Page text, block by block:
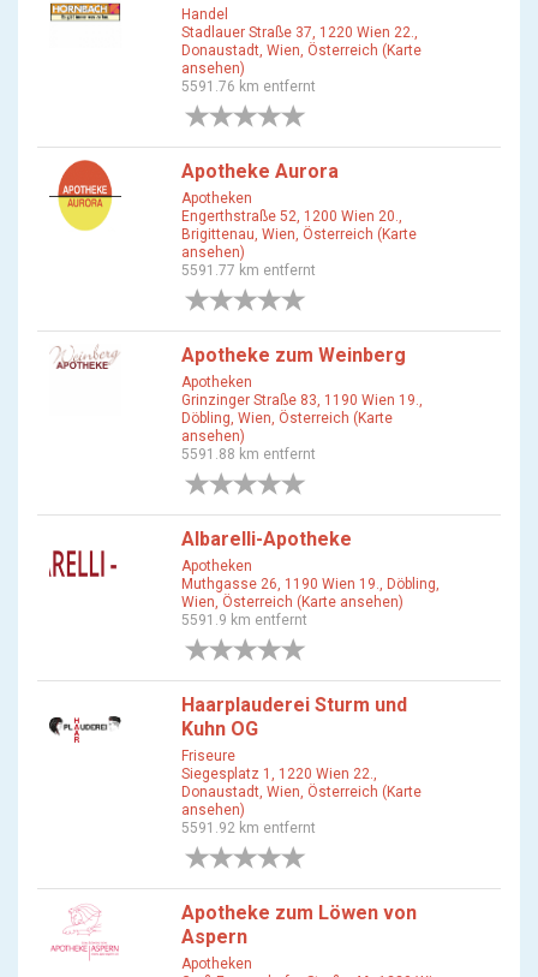
Handel
Stadlauer Straße 37, 1220 Wien 22.,
Donaustadt, Wien, Österreich (Karte
ansehen)
5591.76 km entfernt
Apotheke Aurora
Apotheken
Engerthstraße 52, 1200 Wien 20.,
Brigittenau, Wien, Österreich (Karte
ansehen)
5591.77 km entfernt
Apotheke zum Weinberg
Apotheken
Grinzinger Straße 83, 1190 Wien 19.,
Döbling, Wien, Österreich (Karte
ansehen)
5591.88 km entfernt
Albarelli-Apotheke
Apotheken
Muthgasse 26, 1190 Wien 19., Döbling,
Wien, Österreich (Karte ansehen)
5591.9 km entfernt
Haarplauderei Sturm und
Kuhn OG
Friseure
Siegesplatz 1, 1220 Wien 22.,
Donaustadt, Wien, Österreich (Karte
ansehen)
5591.92 km entfernt
Apotheke zum Löwen von
Aspern
Apotheken